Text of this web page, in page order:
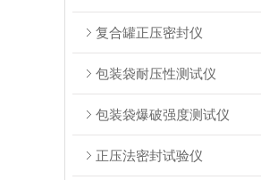
复合罐正压密封仪
包装袋耐压性测试仪
包装袋爆破强度测试仪
正压法密封试验仪